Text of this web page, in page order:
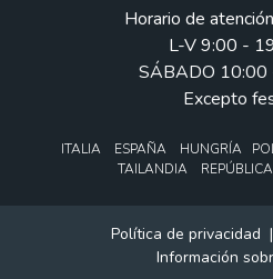
Horario de
L-V 9:00 -
SÁBADO 10:00
Excepto
ITALIA ESPAÑA HUNGRÍA
TAILANDIA
Política de privacidad |
Información